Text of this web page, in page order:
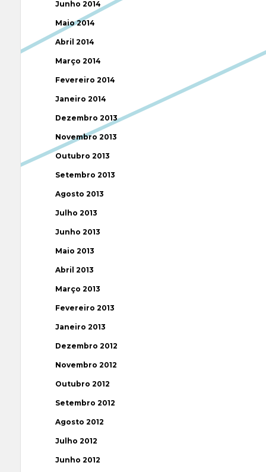
Junho 2014
Maio 2014
Abril 2014
Março 2014
Fevereiro 2014
Janeiro 2014
Dezembro 2013
Novembro 2013
Outubro 2013
Setembro 2013
Agosto 2013
Julho 2013
Junho 2013
Maio 2013
Abril 2013
Março 2013
Fevereiro 2013
Janeiro 2013
Dezembro 2012
Novembro 2012
Outubro 2012
Setembro 2012
Agosto 2012
Julho 2012
Junho 2012